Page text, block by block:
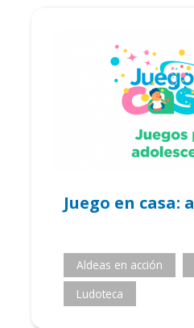
Juego en casa:
Aldeas en acción
Ludoteca